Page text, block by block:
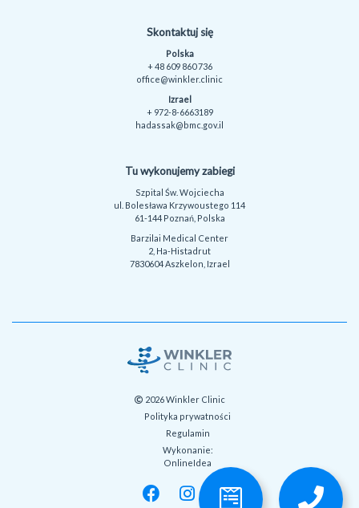
Skontaktuj się
Polska
+ 48 609 860 736
office@winkler.clinic
Izrael
+ 972-8-6663189
hadassak@bmc.gov.il
Tu wykonujemy zabiegi
Szpital Św. Wojciecha
ul. Bolesława Krzywoustego 114
61-144 Poznań, Polska
Barzilai Medical Center
2, Ha-Histadrut
7830604 Aszkelon, Izrael
2026 Winkler Clinic
Polityka prywatności
Regulamin
Wykonanie:
OnlineIdea